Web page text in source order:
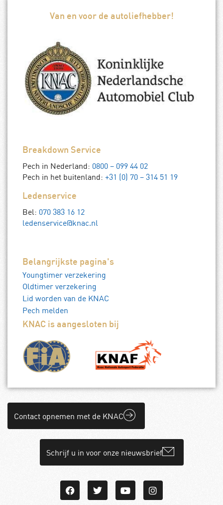
Van en voor de autoliefhebber!
Breakdown Service
Pech in Nederland: 0800 – 099 44 02
Pech in het buitenland: +31 (0) 70 – 314 51 19
Ledenservice
Bel: 070 383 16 12
ledenservice@knac.nl
Belangrijkste pagina's
Youngtimer verzekering
Oldtimer verzekering
Lid worden van de KNAC
Pech melden
KNAC is aangesloten bij
Contact opnemen met de KNAC
Schrijf u in voor onze nieuwsbrief